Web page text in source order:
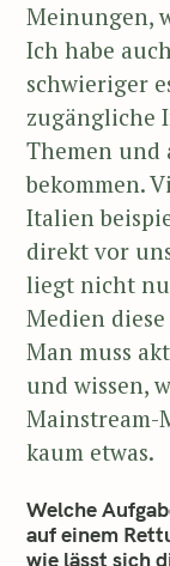
Meinungen,
Ich habe
schwieriger
zugängliche
Themen und
bekommen.
Italien
direkt vor
liegt nicht
Medien
Man muss
und wissen,
Mainstream-
kaum etwas.
Welche
auf einem
wie lässt sich